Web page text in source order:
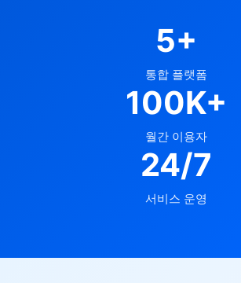
5+
통합 플랫폼
100K+
월간 이용자
24/7
서비스 운영